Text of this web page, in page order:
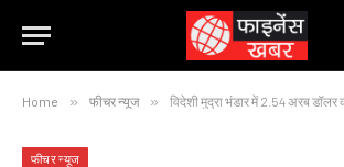
Home » फीचर न्यूज » विदेशी मुद्रा भंडार में 2.54 अरब डॉलर
फीचर न्यूज